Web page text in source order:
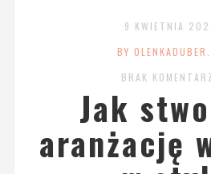
9 KWIETNIA
BY
BRAK
Jak
aranżację